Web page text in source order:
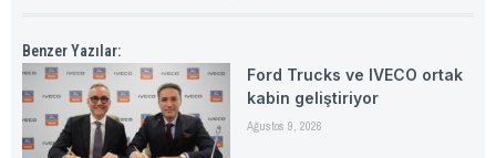
Benzer Yazılar:
Ford Trucks ve IVECO ortak
kabin geliştiriyor
Ağustos 9, 2026